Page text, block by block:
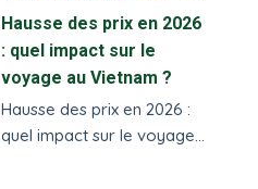
Hausse des prix en 2026
: quel impact sur le
voyage au Vietnam ?
Hausse des prix en 2026 :
quel impact sur le voyage